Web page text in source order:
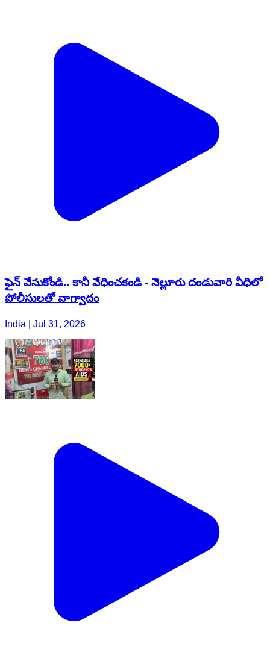
ఫైన్ వేసుకోండి.. కానీ వేధించకండి - నెల్లూరు దండువారి వీధిలో
పోలీసులతో వాగ్వాదం
India | Jul 31, 2026